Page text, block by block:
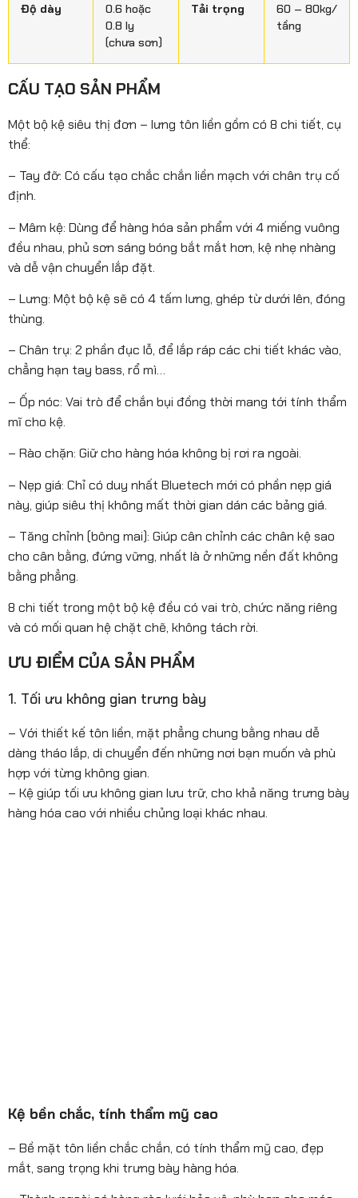
Độ dày
0.6 hoặc
0.8 ly
(chưa sơn)
Tải trọng
60 – 80kg/
tầng
CẤU TẠO SẢN PHẨM
Một bộ kệ siêu thị đơn – lưng tôn liền gồm có 8 chi tiết, cụ
thể:
– Tay đỡ: Có cấu tạo chắc chắn liền mạch với chân trụ cố
định.
– Mâm kệ: Dùng để hàng hóa sản phẩm với 4 miếng vuông
đều nhau, phủ sơn sáng bóng bắt mắt hơn, kệ nhẹ nhàng
và dễ vận chuyển lắp đặt.
– Lưng: Một bộ kệ sẽ có 4 tấm lưng, ghép từ dưới lên, đóng
thùng.
– Chân trụ: 2 phần đục lỗ, để lắp ráp các chi tiết khác vào,
chẳng hạn tay bass, rổ mì…
– Ốp nóc: Vai trò để chắn bụi đồng thời mang tới tính thẩm
mĩ cho kệ.
– Rào chặn: Giữ cho hàng hóa không bị rơi ra ngoài.
– Nẹp giá: Chỉ có duy nhất Bluetech mới có phần nẹp giá
này, giúp siêu thị không mất thời gian dán các bảng giá.
– Tăng chỉnh (bông mai): Giúp cân chỉnh các chân kệ sao
cho cân bằng, đứng vững, nhất là ở những nền đất không
bằng phẳng.
8 chi tiết trong một bộ kệ đều có vai trò, chức năng riêng
và có mối quan hệ chặt chẽ, không tách rời.
ƯU ĐIỂM CỦA SẢN PHẨM
1. Tối ưu không gian trưng bày
– Với thiết kế tôn liền, mặt phẳng chung bằng nhau dễ
dàng tháo lắp, di chuyển đến những nơi bạn muốn và phù
hợp với từng không gian.
– Kệ giúp tối ưu không gian lưu trữ, cho khả năng trưng bày
hàng hóa cao với nhiều chủng loại khác nhau.
Kệ bền chắc, tính thẩm mỹ cao
– Bề mặt tôn liền chắc chắn, có tính thẩm mỹ cao, đẹp
mắt, sang trọng khi trưng bày hàng hóa.